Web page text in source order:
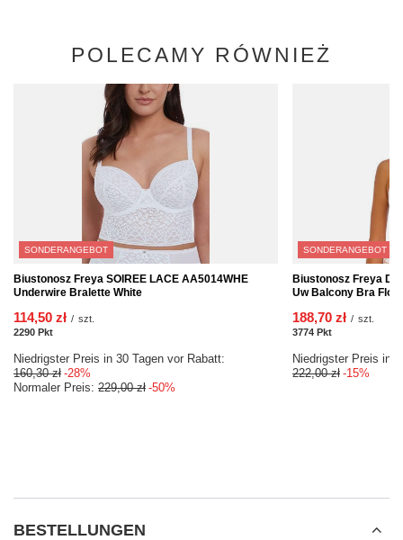
POLECAMY RÓWNIEŻ
SONDERANGEBOT
Biustonosz Freya SOIREE LACE AA5014WHE
Underwire Bralette White
114,50 zł / szt.
2290 Pkt
Niedrigster Preis in 30 Tagen vor Rabatt:
160,30 zł -28%
Normaler Preis: 229,00 zł -50%
SONDERANGEBOT
Biustonosz Freya
Uw Balcony Bra
188,70 zł / szt.
3774 Pkt
Niedrigster Preis in
222,00 zł -15%
BESTELLUNGEN